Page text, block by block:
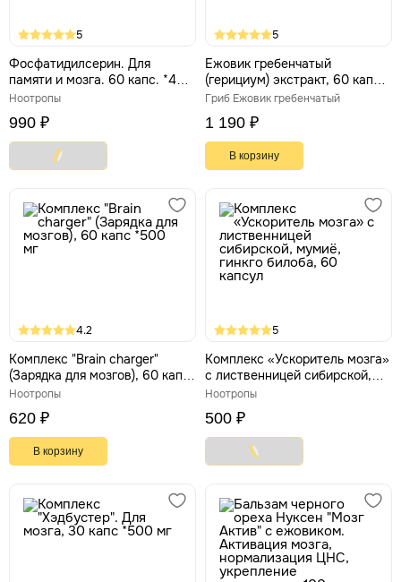
5
Фосфатидилсерин. Для
памяти и мозга. 60 капс. *400
мг
Ноотропы
990 ₽
5
Ежовик гребенчатый
(герициум) экстракт, 60 капс
*400 мг
Гриб Ежовик гребенчатый
1 190 ₽
В корзину
4.2
Комплекс "Brain charger"
(Зарядка для мозгов), 60 капс
*500 мг
Ноотропы
620 ₽
В корзину
5
Комплекс «Ускоритель мозга»
с лиственницей сибирской,
мумиё, гинкго билоба, 60
Ноотропы
500 ₽